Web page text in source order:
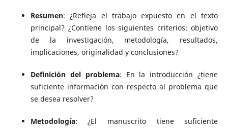
Resumen: ¿Refleja el trabajo expuesto en el texto
principal? ¿Contiene los siguientes criterios: objetivo
de la investigación, metodología, resultados,
implicaciones, originalidad y conclusiones?
Definición del problema: En la introducción ¿tiene
suficiente información con respecto al problema que
se desea resolver?
Metodología: ¿El manuscrito tiene suficiente